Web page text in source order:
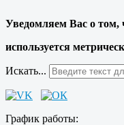
Уведомляем Вас о том,
используется
Искать...
График работы: